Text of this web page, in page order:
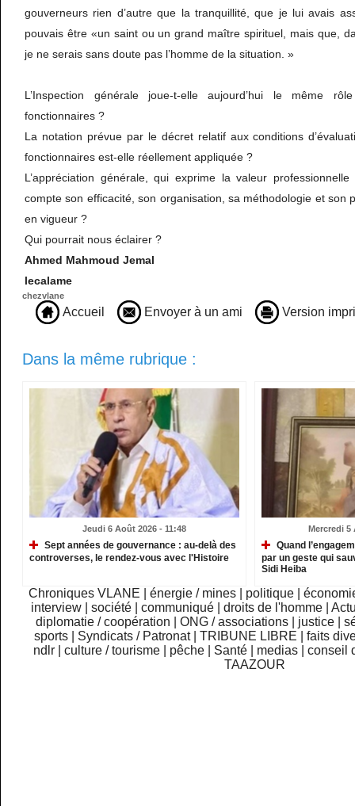
gouverneurs rien d’autre que la tranquillité, que je lui avais
pouvais être «un saint ou un grand maître spirituel, mais que,
je ne serais sans doute pas l’homme de la situation. »
L’Inspection générale joue-t-elle aujourd’hui le même
fonctionnaires ?
La notation prévue par le décret relatif aux conditions
fonctionnaires est-elle réellement appliquée ?
L’appréciation générale, qui exprime la valeur
compte son efficacité, son organisation, sa méthodologie et son
en vigueur ?
Qui pourrait nous éclairer ?
Ahmed Mahmoud Jemal
lecalame
chezvlane
Accueil Envoyer à un ami Version
Dans la même rubrique :
Jeudi 6 Août 2026 - 11:48
Sept années de gouvernance : au-delà des
controverses, le rendez-vous avec l'Histoire
Mercredi 5
Quand
par un geste qui
Sidi Heiba
Chroniques VLANE énergie / mines politique
interview
|société |communiqué |droits de l'homme |
diplomatie / coopération
ONG / associations justice
sports
Syndicats / Patronat TRIBUNE LIBRE
faits
ndlr
|culture / tourisme pêche Santé medias |conseil
TAAZOUR